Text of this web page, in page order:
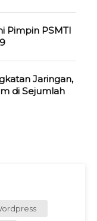
Pimpin PSMTI
Jaringan,
di Sejumlah